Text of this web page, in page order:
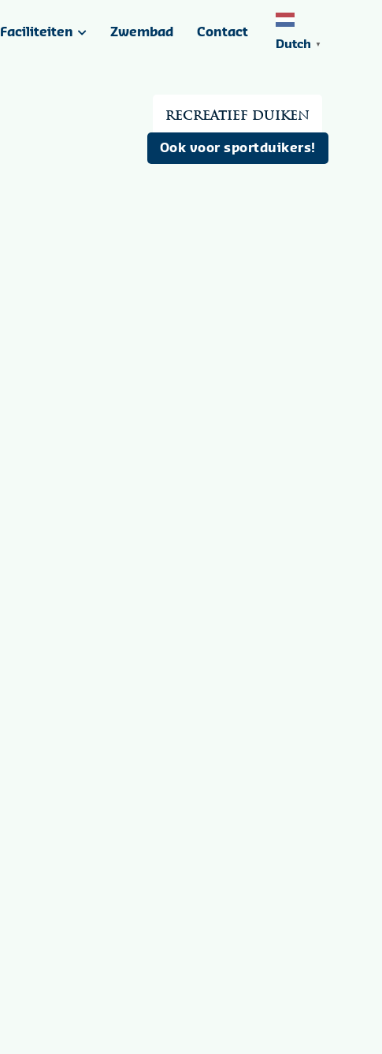
Faciliteiten Zwembad Contact
Dutch ▼
Recreatief duiken
Ook voor sportduikers!